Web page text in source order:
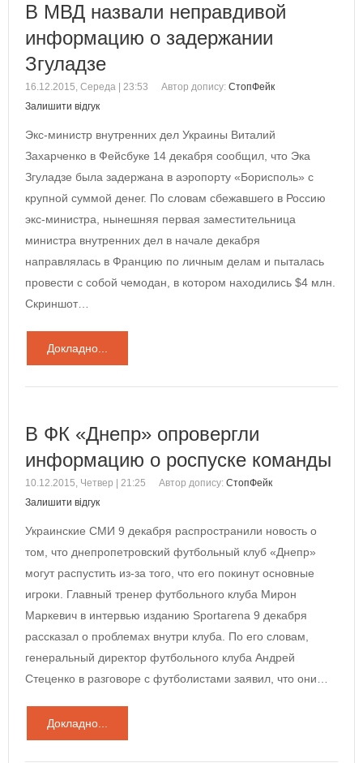
В МВД назвали неправдивой
информацию о задержании
Згуладзе
16.12.2015, Середа | 23:53 Автор допису: СтопФейк
Залишити відгук
Экс-министр внутренних дел Украины Виталий
Захарченко в Фейсбуке 14 декабря сообщил, что Эка
Згуладзе была задержана в аэропорту «Борисполь» с
крупной суммой денег. По словам сбежавшего в Россию
экс-министра, нынешняя первая заместительница
министра внутренних дел в начале декабря
направлялась в Францию по личным делам и пыталась
провести с собой чемодан, в котором находились $4 млн.
Скриншот…
Докладно...
В ФК «Днепр» опровергли
информацию о роспуске команды
10.12.2015, Четвер | 21:25 Автор допису: СтопФейк
Залишити відгук
Украинские СМИ 9 декабря распространили новость о
том, что днепропетровский футбольный клуб «Днепр»
могут распустить из-за того, что его покинут основные
игроки. Главный тренер футбольного клуба Мирон
Маркевич в интервью изданию Sportarena 9 декабря
рассказал о проблемах внутри клуба. По его словам,
генеральный директор футбольного клуба Андрей
Стеценко в разговоре с футболистами заявил, что они…
Докладно...